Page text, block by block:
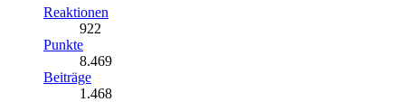
Reaktionen
922
Punkte
8.469
Beiträge
1.468